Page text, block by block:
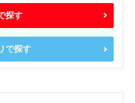
探す
で探す